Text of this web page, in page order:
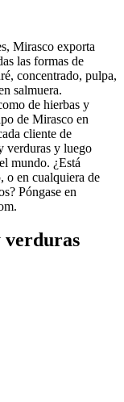
Mirasco exporta
las formas de
concentrado, pulpa,
salmuera.
de hierbas y
de Mirasco en
cliente de
verduras y luego
mundo. ¿Está
o en cualquiera de
Póngase en
verduras